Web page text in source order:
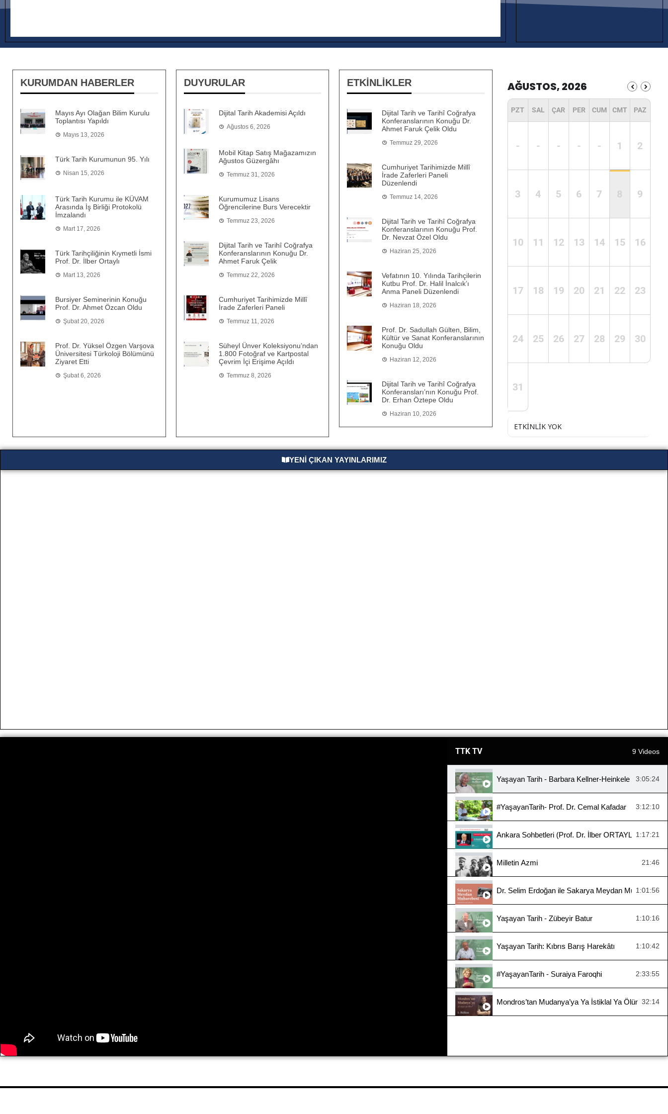
KURUMDAN HABERLER
Mayıs Ayı Olağan Bilim Kurulu
Toplantısı Yapıldı
Mayıs 13, 2026
Türk Tarih Kurumunun 95. Yılı
Nisan 15, 2026
Türk Tarih Kurumu ile KÜVAM
Arasında İş Birliği Protokolü
İmzalandı
Mart 17, 2026
Türk Tarihçiliğinin Kıymetli İsmi
Prof. Dr. İlber Ortaylı
Mart 13, 2026
Bursiyer Seminerinin Konuğu
Prof. Dr. Ahmet Özcan Oldu
Şubat 20, 2026
Prof. Dr. Yüksel Özgen Varşova
Üniversitesi Türkoloji Bölümünü
Ziyaret Etti
Şubat 6, 2026
DUYURULAR
Dijital Tarih Akademisi Açıldı
Ağustos 6, 2026
Mobil Kitap Satış Mağazamızın
Ağustos Güzergâhı
Temmuz 31, 2026
Kurumumuz Lisans
Öğrencilerine Burs Verecektir
Temmuz 23, 2026
Dijital Tarih ve Tarihî Coğrafya
Konferanslarının Konuğu Dr.
Ahmet Faruk Çelik
Temmuz 22, 2026
Cumhuriyet Tarihimizde Millî
İrade Zaferleri Paneli
Temmuz 11, 2026
Süheyl Ünver Koleksiyonu’ndan
1.800 Fotoğraf ve Kartpostal
Çevrim İçi Erişime Açıldı
Temmuz 8, 2026
ETKİNLİKLER
Dijital Tarih ve Tarihî Coğrafya
Konferanslarının Konuğu Dr.
Ahmet Faruk Çelik Oldu
Temmuz 29, 2026
Cumhuriyet Tarihimizde Millî
İrade Zaferleri Paneli
Düzenlendi
Temmuz 14, 2026
Dijital Tarih ve Tarihî Coğrafya
Konferanslarının Konuğu Prof.
Dr. Nevzat Özel Oldu
Haziran 25, 2026
Vefatının 10. Yılında Tarihçilerin
Kutbu Prof. Dr. Halil İnalcık’ı
Anma Paneli Düzenlendi
Haziran 18, 2026
Prof. Dr. Sadullah Gülten, Bilim,
Kültür ve Sanat Konferanslarının
Konuğu Oldu
Haziran 12, 2026
Dijital Tarih ve Tarihî Coğrafya
Konferansları’nın Konuğu Prof.
Dr. Erhan Öztepe Oldu
Haziran 10, 2026
AĞUSTOS, 2026
PZT SAL ÇAR PER CUM CMT PAZ
- - - - - 1 2
3 4 5 6 7 8 9
10 11 12 13 14 15 16
17 18 19 20 21 22 23
24 25 26 27 28 29 30
31
ETKINLIK YOK
YENİ ÇIKAN YAYINLARIMIZ
TTK TV 9 Videos
Yaşayan Tarih - Barbara Kellner-Heinkele 3:05:24
#YaşayanTarih- Prof. Dr. Cemal Kafadar 3:12:10
Ankara Sohbetleri (Prof. Dr. İlber ORTAYLI,1:17:21
Milletin Azmi 21:46
Dr. Selim Erdoğan ile Sakarya Meydan Muharebesi
1:01:56
Yaşayan Tarih - Zübeyir Batur 1:10:16
Yaşayan Tarih: Kıbrıs Barış Harekâtı 1:10:42
#YaşayanTarih - Suraiya Faroqhi 2:33:55
Mondros’tan Mudanya’ya Ya İstiklal Ya Ölüm 1.32:14